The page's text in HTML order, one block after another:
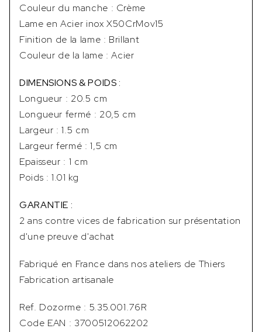
Couleur du manche : Crème
Lame en Acier inox X50CrMov15
Finition de la lame : Brillant
Couleur de la lame : Acier
DIMENSIONS & POIDS :
Longueur : 20.5 cm
Longueur fermé : 20,5 cm
Largeur : 1.5 cm
Largeur fermé : 1,5 cm
Epaisseur : 1 cm
Poids : 1.01 kg
GARANTIE :
2 ans contre vices de fabrication sur présentation
d'une preuve d'achat
Fabriqué en France dans nos ateliers de Thiers
Fabrication artisanale
Ref. Dozorme : 5.35.001.76R
Code EAN : 3700512062202